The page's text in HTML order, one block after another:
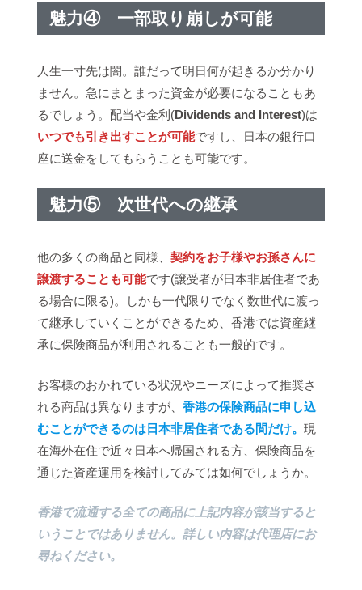
魅力④ 一部取り崩しが可能
人生一寸先は闇。誰だって明日何が起きるか分かり
ません。急にまとまった資金が必要になることもあ
るでしょう。配当や金利(Dividends and Interest)は
いつでも引き出すことが可能ですし、日本の銀行口
座に送金をしてもらうことも可能です。
魅力⑤ 次世代への継承
他の多くの商品と同様、 契約をお子様やお孫さんに
譲渡することも可能です(譲受者が日本非居住者であ
る場合に限る)。しかも一代限りでなく数世代に渡っ
て継承していくことができるため、香港では資産継
承に保険商品が利用されることも一般的です。
お客様のおかれている状況やニーズによって推奨さ
れる商品は異なりますが、 香港の保険商品に申し込
むことができるのは日本非居住者である間だけ。 現
在海外在住で近々日本へ帰国される方、保険商品を
通じた資産運用を検討してみては如何でしょうか。
香港で流通する全ての商品に上記内容が該当すると
いうことではありません。詳しい内容は代理店にお
尋ねください。